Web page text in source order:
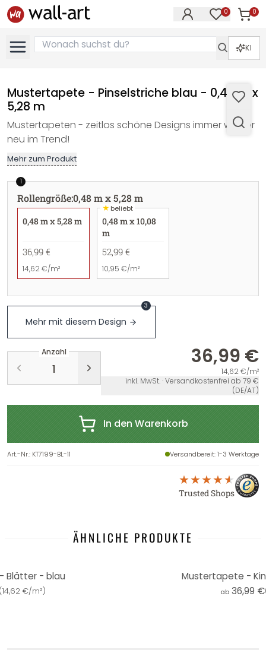
0 0
KI
Mustertapete - Pinselstriche blau - 0,48 m x
5,28 m
Mustertapeten - zeitlos schöne Designs immer wieder
neu im Trend!
Mehr zum Produkt
1
Rollengröße:0,48 m x 5,28 m
0,48 m x 5,28 m
36,99 €
14,62 €/m²
★beliebt
0,48 m x 10,08
m
52,99 €
10,95 €/m²
Mehr mit diesem Design
3
Anzahl 36,99 €
14,62 €/m²
inkl. MwSt. · Versandkostenfrei ab 79 €
(DE/AT)
In den Warenkorb
Art.-Nr.: KT7199-BL-11 Versandbereit: 1-3 Werktage
Trusted Shops
ÄHNLICHE PRODUKTE
Blätter - blau
14,62 €/m²)
Mustertapete -
ab 36,99 €